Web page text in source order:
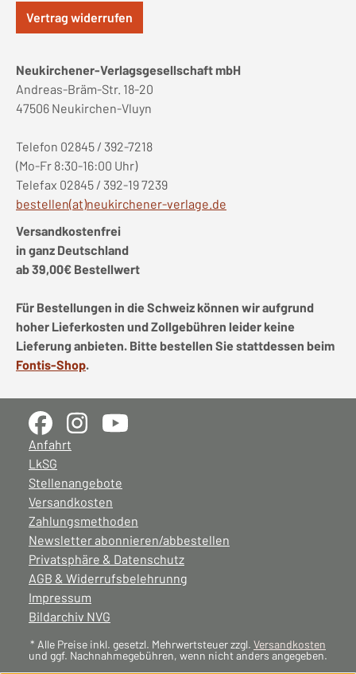
Vertrag widerrufen
Neukirchener-Verlagsgesellschaft mbH
Andreas-Bräm-Str. 18-20
47506 Neukirchen-Vluyn
Telefon 02845 / 392-7218
(Mo-Fr 8:30-16:00 Uhr)
Telefax 02845 / 392-19 7239
bestellen(at)neukirchener-verlage.de
Versandkostenfrei
in ganz Deutschland
ab 39,00€ Bestellwert
Für Bestellungen in die Schweiz können wir aufgrund
hoher Lieferkosten und Zollgebühren leider keine
Lieferung anbieten. Bitte bestellen Sie stattdessen beim
Fontis-Shop.
Anfahrt
LkSG
Stellenangebote
Versandkosten
Zahlungsmethoden
Newsletter abonnieren/abbestellen
Privatsphäre & Datenschutz
AGB & Widerrufsbelehrunng
Impressum
Bildarchiv NVG
* Alle Preise inkl. gesetzl. Mehrwertsteuer zzgl. Versandkosten
und ggf. Nachnahmegebühren, wenn nicht anders angegeben.